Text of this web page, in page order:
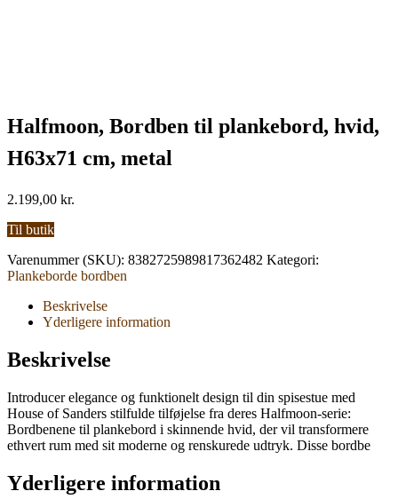
Halfmoon, Bordben til plankebord, hvid,
H63x71 cm, metal
2.199,00 kr.
Til butik
Varenummer (SKU): 8382725989817362482 Kategori:
Plankeborde bordben
Beskrivelse
Yderligere information
Beskrivelse
Introducer elegance og funktionelt design til din spisestue med
House of Sanders stilfulde tilføjelse fra deres Halfmoon-serie:
Bordbenene til plankebord i skinnende hvid, der vil transformere
ethvert rum med sit moderne og renskurede udtryk. Disse bordbe
Yderligere information